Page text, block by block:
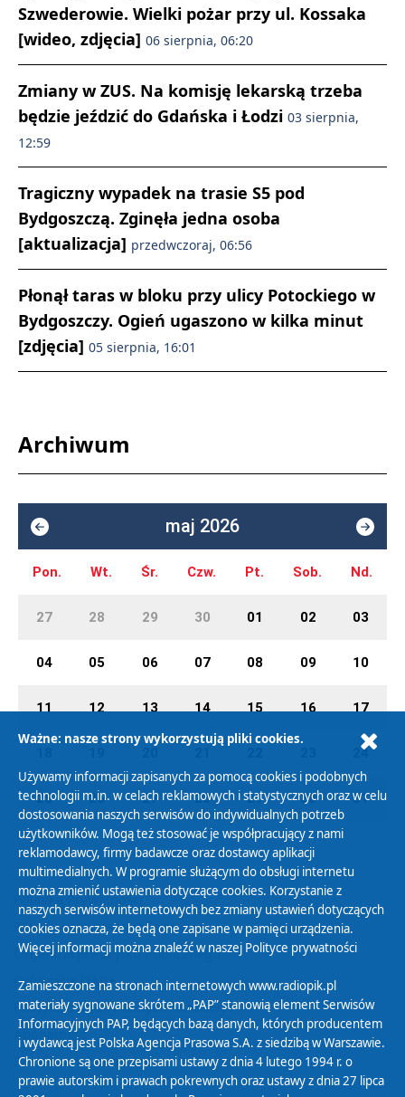
Szwederowie. Wielki pożar przy ul. Kossaka
[wideo, zdjęcia] 06 sierpnia, 06:20
Zmiany w ZUS. Na komisję lekarską trzeba
będzie jeździć do Gdańska i Łodzi 03 sierpnia,
12:59
Tragiczny wypadek na trasie S5 pod
Bydgoszczą. Zginęła jedna osoba
[aktualizacja] przedwczoraj, 06:56
Płonął taras w bloku przy ulicy Potockiego w
Bydgoszczy. Ogień ugaszono w kilka minut
[zdjęcia] 05 sierpnia, 16:01
Archiwum
maj 2026
Pon. Wt. Śr. Czw. Pt. Sob. Nd.
27 28 29 30 01 02 03
04 05 06 07 08 09 10
11 12 13 14 15 16 17
24
25 26 27 28 29 30 31
Polityka Prywatności
Zasady korzystania z Serwisu
Organizacje Pożytku Publicznego
Cyfryzacja DAB+
Polityka ochrony danych osobowych
Abonament
Zamówienia publiczne
Ważne: nasze strony wykorzystują pliki cookies.
Używamy informacji zapisanych za pomocą cookies i podobnych
technologii m.in. w celach reklamowych i statystycznych oraz w celu
dostosowania naszych serwisów do indywidualnych potrzeb
użytkowników. Mogą też stosować je współpracujący z nami
reklamodawcy, firmy badawcze oraz dostawcy aplikacji
multimedialnych. W programie służącym do obsługi internetu
można zmienić ustawienia dotyczące cookies. Korzystanie z
naszych serwisów internetowych bez zmiany ustawień dotyczących
cookies oznacza, że będą one zapisane w pamięci urządzenia.
Więcej informacji można znaleźć w naszej Polityce prywatności
Zamieszczone na stronach internetowych www.radiopik.pl
materiały sygnowane skrótem „PAP” stanowią element Serwisów
Informacyjnych PAP, będących bazą danych, których producentem
i wydawcą jest Polska Agencja Prasowa S.A. z siedzibą w Warszawie.
Chronione są one przepisami ustawy z dnia 4 lutego 1994 r. o
prawie autorskim i prawach pokrewnych oraz ustawy z dnia 27 lipca